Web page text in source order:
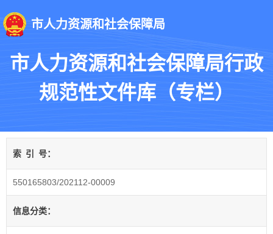
市人力资源和社会保障局
市人力资源和社会保障局行政
规范性文件库（专栏）
索 引 号：
550165803/202112-00009
信息分类：